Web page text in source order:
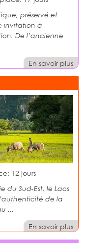
préservé et
invitation à
De l’ancienne
En savoir plus
12 jours
du Sud-Est, le Laos
de la
...
En savoir plus